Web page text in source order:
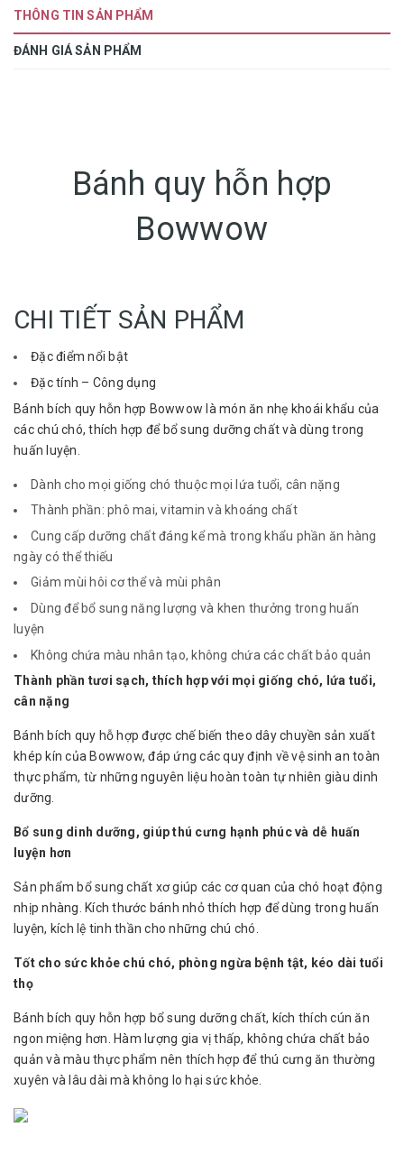
THÔNG TIN SẢN PHẨM
ĐÁNH GIÁ SẢN PHẨM
Bánh quy hỗn hợp
Bowwow
CHI TIẾT SẢN PHẨM
Đặc điểm nổi bật
Đặc tính – Công dụng
Bánh bích quy hỗn hợp Bowwow là món ăn nhẹ khoái khẩu của
các chú chó, thích hợp để bổ sung dưỡng chất và dùng trong
huấn luyện.
Dành cho mọi giống chó thuộc mọi lứa tuổi, cân nặng
Thành phần: phô mai, vitamin và khoáng chất
Cung cấp dưỡng chất đáng kể mà trong khẩu phần ăn hàng
ngày có thể thiếu
Giảm mùi hôi cơ thể và mùi phân
Dùng để bổ sung năng lượng và khen thưởng trong huấn
luyện
Không chứa màu nhân tạo, không chứa các chất bảo quản
Thành phần tươi sạch, thích hợp với mọi giống chó, lứa tuổi,
cân nặng
Bánh bích quy hỗ hợp được chế biến theo dây chuyền sản xuất
khép kín của Bowwow, đáp ứng các quy định về vệ sinh an toàn
thực phẩm, từ những nguyên liệu hoàn toàn tự nhiên giàu dinh
dưỡng.
Bổ sung dinh dưỡng, giúp thú cưng hạnh phúc và dễ huấn
luyện hơn
Sản phẩm bổ sung chất xơ giúp các cơ quan của chó hoạt động
nhịp nhàng. Kích thước bánh nhỏ thích hợp để dùng trong huấn
luyện, kích lệ tinh thần cho những chú chó.
Tốt cho sức khỏe chú chó, phòng ngừa bệnh tật, kéo dài tuổi
thọ
Bánh bích quy hỗn hợp bổ sung dưỡng chất, kích thích cún ăn
ngon miệng hơn. Hàm lượng gia vị thấp, không chứa chất bảo
quản và màu thực phẩm nên thích hợp để thú cưng ăn thường
xuyên và lâu dài mà không lo hại sức khỏe.